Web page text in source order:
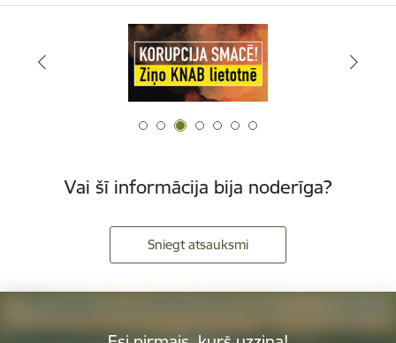
Vai šī informācija bija noderīga?
Sniegt atsauksmi